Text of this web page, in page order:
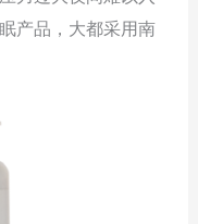
产品，大都采用南